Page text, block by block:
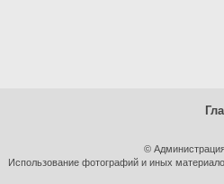
©
Использование фотографий и иных